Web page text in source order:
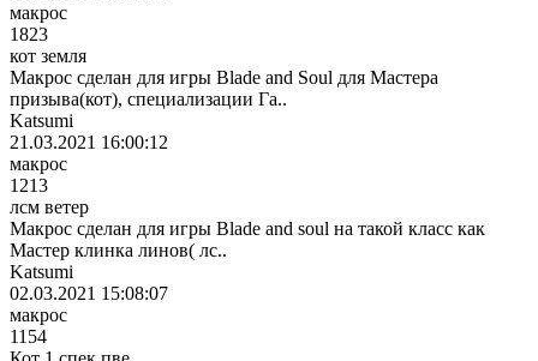
макрос
1823
кот земля
Макрос сделан для игры Blade and Soul для Мастера
призыва(кот), специализации Га..
Katsumi
21.03.2021 16:00:12
макрос
1213
лсм ветер
Макрос сделан для игры Blade and soul на такой класс как
Мастер клинка линов( лс..
Katsumi
02.03.2021 15:08:07
макрос
1154